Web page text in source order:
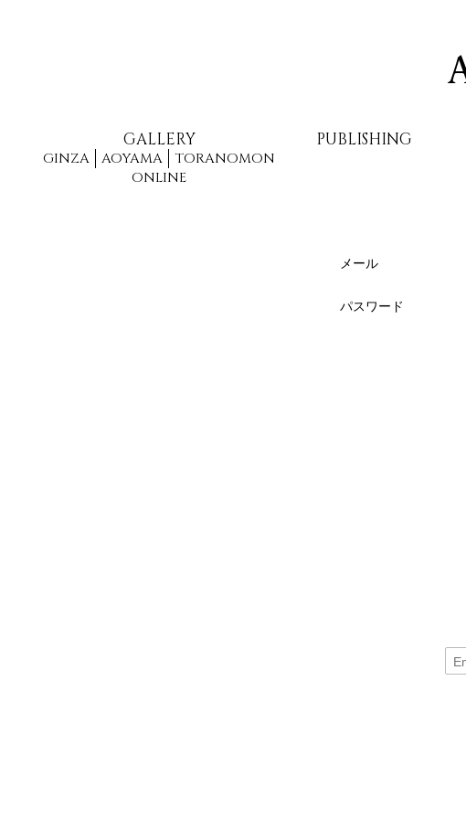
GALLERY
GINZA AOYAMA
TORANOMON
ONLINE
PUBLISHING
メール
パスワード